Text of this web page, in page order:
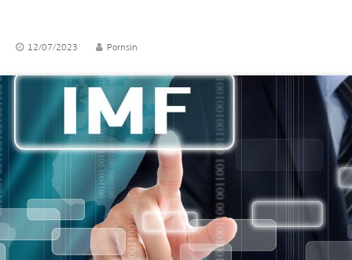
12/07/2023 Pornsin